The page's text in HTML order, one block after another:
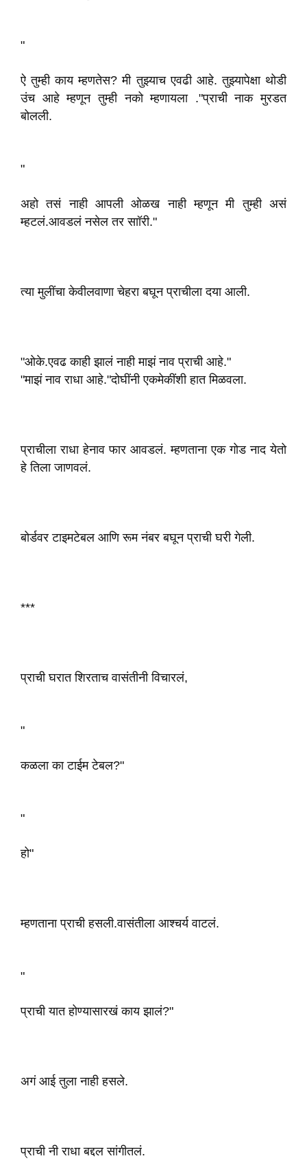
"
ऐ तुम्ही काय म्हणतेस? मी तुझ्याच एवढी आहे. तुझ्यापेक्षा थोडी
उंच आहे म्हणून तुम्ही नको म्हणायला ."प्राची नाक मुरडत
बोलली.
"
अहो तसं नाही आपली ओळख नाही म्हणून मी तुम्ही असं
म्हटलं.आवडलं नसेल तर साॉरी."
त्या मुलींचा केवीलवाणा चेहरा बघून प्राचीला दया आली.
"ओके.एवढ काही झालं नाही माझं नाव प्राची आहे."
"माझं नाव राधा आहे."दोघींनी एकमेकींशी हात मिळवला.
प्राचीला राधा हे‌नाव फार आवडलं. म्हणताना एक गोड नाद येतो
हे तिला जाणवलं.
बोर्डवर टाइमटेबल आणि रूम नंबर बघून प्राची घरी गेली.
***
प्राची घरात शिरताच वासंतीनी विचारलं,
"
कळला का टाईम टेबल?"
"
हो"
म्हणताना प्राची हसली.वासंतीला आश्चर्य वाटलं.
"
प्राची यात होण्यासारखं काय झालं?"
अगं आई तुला नाही हसले.
प्राची नी राधा बद्दल सांगीतलं.